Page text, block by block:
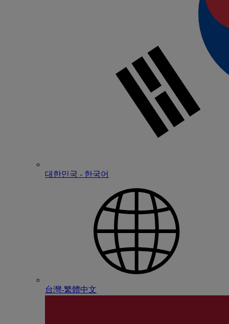
대한민국 - 한국어
台灣-繁體中文